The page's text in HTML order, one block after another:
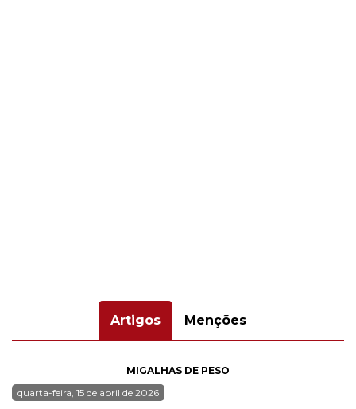
Artigos Menções
MIGALHAS DE PESO
quarta-feira, 15 de abril de 2026